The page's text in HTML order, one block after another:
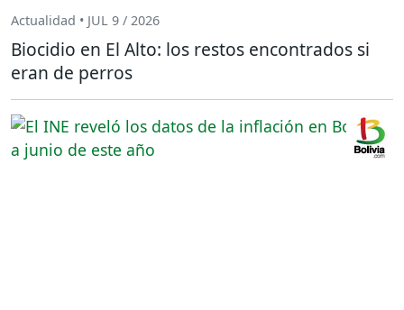
Actualidad • JUL 9 / 2026
Biocidio en El Alto: los restos encontrados si
eran de perros